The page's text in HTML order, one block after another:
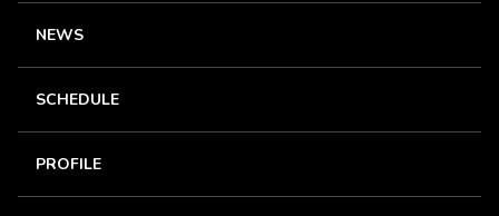
NEWS
SCHEDULE
PROFILE